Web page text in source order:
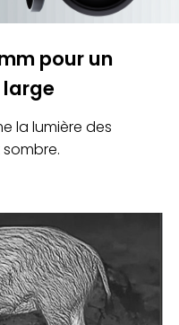
pour un
la lumière des